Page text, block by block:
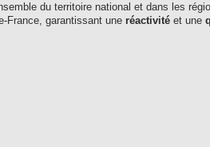
du territoire national et dans les
France, garantissant une réactivitéet une